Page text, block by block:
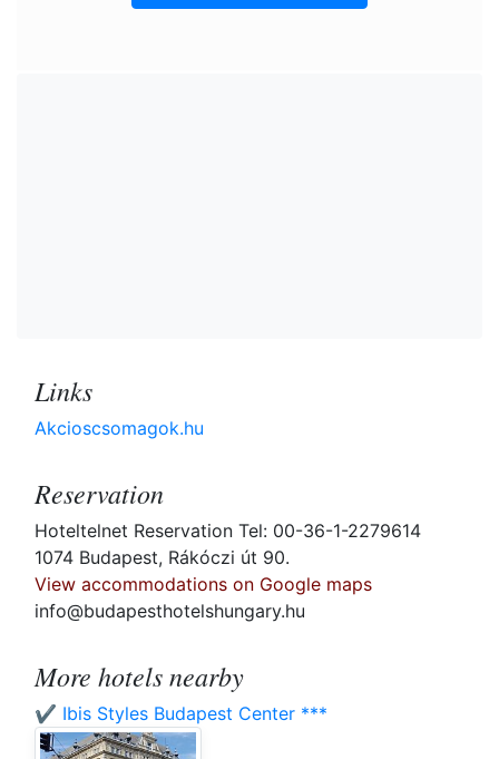
Links
Akcioscsomagok.hu
Reservation
Hoteltelnet Reservation Tel: 00-36-1-2279614
1074 Budapest, Rákóczi út 90.
View accommodations on Google maps
info@budapesthotelshungary.hu
More hotels nearby
✔️ Ibis Styles Budapest Center ***